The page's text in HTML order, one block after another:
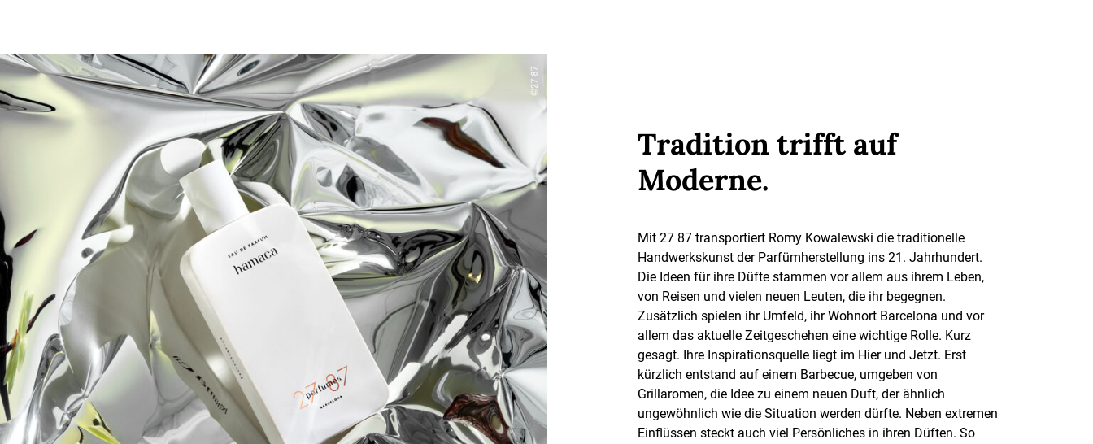
Tradition trifft auf
Moderne.
Mit 27 87 transportiert Romy Kowalewski die traditionelle
Handwerkskunst der Parfümherstellung ins 21. Jahrhundert.
Die Ideen für ihre Düfte stammen vor allem aus ihrem Leben,
von Reisen und vielen neuen Leuten, die ihr begegnen.
Zusätzlich spielen ihr Umfeld, ihr Wohnort Barcelona und vor
allem das aktuelle Zeitgeschehen eine wichtige Rolle. Kurz
gesagt. Ihre Inspirationsquelle liegt im Hier und Jetzt. Erst
kürzlich entstand auf einem Barbecue, umgeben von
Grillaromen, die Idee zu einem neuen Duft, der ähnlich
ungewöhnlich wie die Situation werden dürfte. Neben extremen
Einflüssen steckt auch viel Persönliches in ihren Düften. So